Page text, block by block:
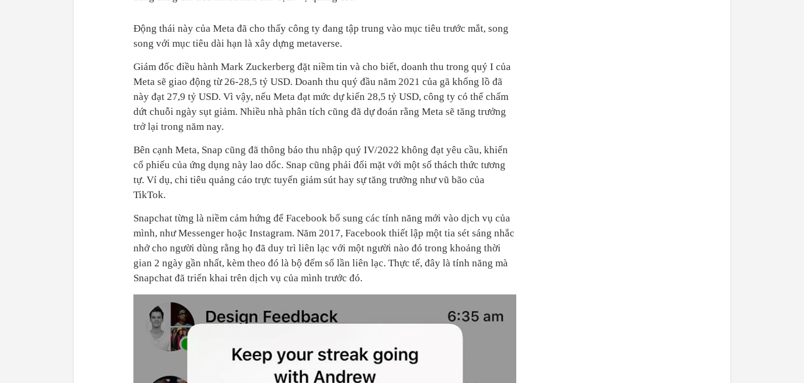
Động thái này của Meta đã cho thấy công ty đang tập trung vào mục tiêu trước mắt, song
song với mục tiêu dài hạn là xây dựng metaverse.
Giám đốc điều hành Mark Zuckerberg đặt niềm tin và cho biết, doanh thu trong quý I của
Meta sẽ giao động từ 26-28,5 tỷ USD. Doanh thu quý đầu năm 2021 của gã khổng lồ đã
này đạt 27,9 tỷ USD. Vì vậy, nếu Meta đạt mức dự kiến 28,5 tỷ USD, công ty có thể chấm
dứt chuỗi ngày sụt giảm. Nhiều nhà phân tích cũng đã dự đoán rằng Meta sẽ tăng trưởng
trở lại trong năm nay.
Bên cạnh Meta, Snap cũng đã thông báo thu nhập quý IV/2022 không đạt yêu cầu, khiến
cổ phiếu của ứng dụng này lao dốc. Snap cũng phải đối mặt với một số thách thức tương
tự. Ví dụ, chi tiêu quảng cáo trực tuyến giảm sút hay sự tăng trưởng như vũ bão của
TikTok.
Snapchat từng là niềm cảm hứng để Facebook bổ sung các tính năng mới vào dịch vụ của
mình, như Messenger hoặc Instagram. Năm 2017, Facebook thiết lập một tia sét sáng nhắc
nhở cho người dùng rằng họ đã duy trì liên lạc với một người nào đó trong khoảng thời
gian 2 ngày gần nhất, kèm theo đó là bộ đếm số lần liên lạc. Thực tế, đây là tính năng mà
Snapchat đã triển khai trên dịch vụ của mình trước đó.